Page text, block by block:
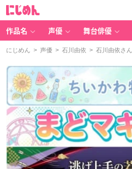
作品名 声優 舞台俳優
にじめん > 声優 > 石川由依 > 石川由依さ